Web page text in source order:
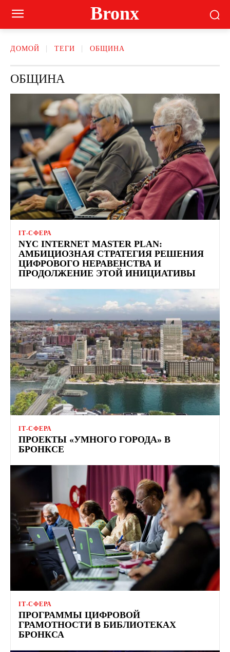
Bronx
ДОМОЙ ТЕГИ ОБЩИНА
ОБЩИНА
ІТ-СФЕРА
NYC INTERNET MASTER PLAN:
АМБИЦИОЗНАЯ СТРАТЕГИЯ РЕШЕНИЯ
ЦИФРОВОГО НЕРАВЕНСТВА И
ПРОДОЛЖЕНИЕ ЭТОЙ ИНИЦИАТИВЫ
ІТ-СФЕРА
ПРОЕКТЫ «УМНОГО ГОРОДА» В
БРОНКСЕ
ІТ-СФЕРА
ПРОГРАММЫ ЦИФРОВОЙ
ГРАМОТНОСТИ В БИБЛИОТЕКАХ
БРОНКСА